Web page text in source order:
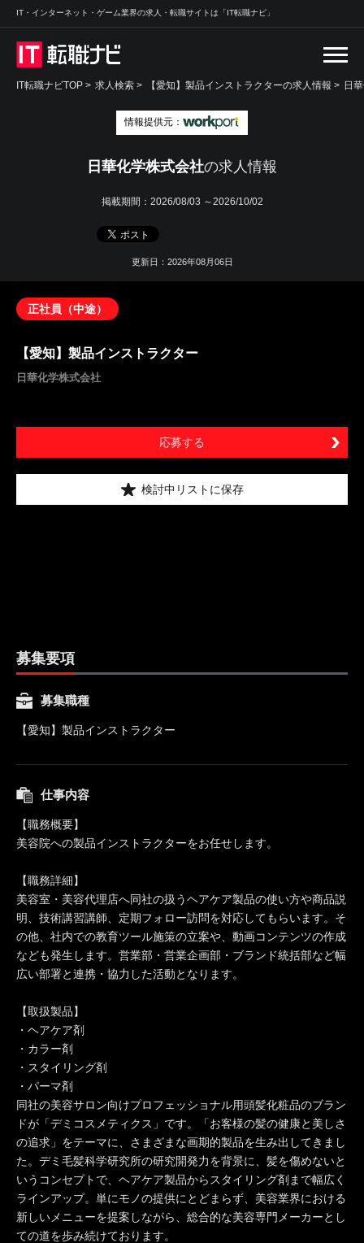
IT・インターネット・ゲーム業界の求人・転職サイトは「IT転職ナビ」
IT転職ナビTOP > 求人検索 > 【愛知】製品インストラクターの求人情報 > 日
情報提供元：
日華化学株式会社の求人情報
掲載期間： 2026/08/03 ～2026/10/02
更新日：2026年08月06日
正社員（中途）
【愛知】製品インストラクター
日華化学株式会社
応募する
検討中リストに保存
募集要項
募集職種
【愛知】製品インストラクター
仕事内容
【職務概要】
美容院への製品インストラクターをお任せします。
【職務詳細】
美容室・美容代理店へ同社の扱うヘアケア製品の使い方や商品説
明、技術講習講師、定期フォロー訪問を対応してもらいます。そ
の他、社内での教育ツール施策の立案や、動画コンテンツの作成
なども発生します。営業部・営業企画部・ブランド統括部など幅
広い部署と連携・協力した活動となります。
【取扱製品】
・ヘアケア剤
・カラー剤
・スタイリング剤
・パーマ剤
同社の美容サロン向けプロフェッショナル用頭髪化粧品のブラン
ドが「デミコスメティクス」です。「お客様の髪の健康と美しさ
の追求」をテーマに、さまざまな画期的製品を生み出してきまし
た。デミ毛髪科学研究所の研究開発力を背景に、髪を傷めないと
いうコンセプトで、ヘアケア製品からスタイリング剤まで幅広く
ラインアップ。単にモノの提供にとどまらず、美容業界における
新しいメニューを提案しながら、総合的な美容専門メーカーとし
ての道を歩み続けております。